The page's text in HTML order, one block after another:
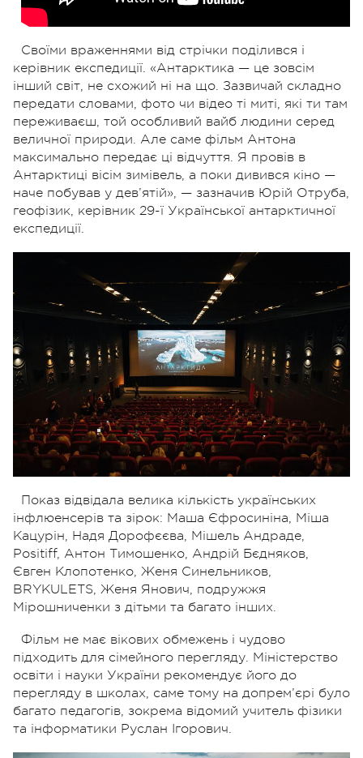
Своїми враженнями від стрічки поділився і
керівник експедиції. «Антарктика — це зовсім
інший світ, не схожий ні на що. Зазвичай складно
передати словами, фото чи відео ті миті, які ти там
переживаєш, той особливий вайб людини серед
величної природи. Але саме фільм Антона
максимально передає ці відчуття. Я провів в
Антарктиці вісім зимівель, а поки дивився кіно —
наче побував у дев’ятій», — зазначив Юрій Отруба,
геофізик, керівник 29-ї Української антарктичної
експедиції.
Показ відвідала велика кількість українських
інфлюенсерів та зірок: Маша Єфросиніна, Міша
Кацурін, Надя Дорофєєва, Мішель Андраде,
Positiff, Антон Тимошенко, Андрій Бєдняков,
Євген Клопотенко, Женя Синельников,
BRYKULETS, Женя Янович, подружжя
Мірошниченки з дітьми та багато інших.
Фільм не має вікових обмежень і чудово
підходить для сімейного перегляду. Міністерство
освіти і науки України рекомендує його до
перегляду в школах, саме тому на допрем’єрі було
багато педагогів, зокрема відомий учитель фізики
та інформатики Руслан Ігорович.